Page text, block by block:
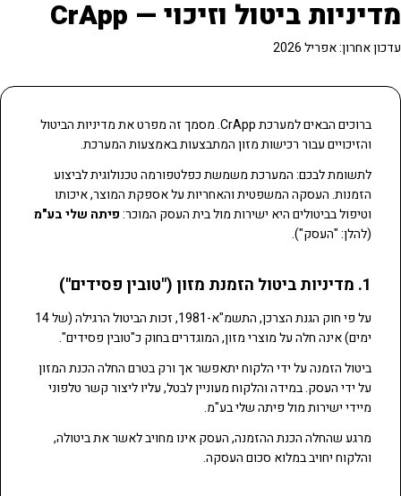
מדיניות ביטול וזיכוי — CrApp
עדכון אחרון: אפריל 2026
ברוכים הבאים למערכת CrApp. מסמך זה מפרט את מדיניות הביטול
והזיכויים עבור רכישות מזון המתבצעות באמצעות המערכת.
לתשומת לבכם: המערכת משמשת כפלטפורמה טכנולוגית לביצוע
הזמנות. העסקה המשפטית והאחריות על אספקת המוצר, איכותו
וטיפול בביטולים היא ישירות מול בית העסק המוכר:פיתה שלי בע"מ
(להלן: "העסק").
1. מדיניות ביטול הזמנת מזון ("טובין פסידים")
על פי חוק הגנת הצרכן, התשמ"א-1981, זכות הביטול הרגילה (של 14
ימים) אינה חלה על מוצרי מזון, המוגדרים בחוק כ"טובין פסידים".
ביטול הזמנה על ידי הלקוח יתאפשר אך ורק בטרם החלה הכנת המזון
על ידי העסק. במידה והלקוח מעוניין לבטל, עליו ליצור קשר טלפוני
מיידי ישירות מול פיתה שלי בע"מ.
מרגע שהחלה הכנת ההזמנה, העסק אינו מחויב לאשר את ביטולה,
והלקוח יחויב במלוא סכום העסקה.